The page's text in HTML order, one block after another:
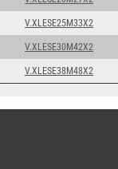
V.XLESE25M33X2
V.XLESE30M42X2
V.XLESE38M48X2